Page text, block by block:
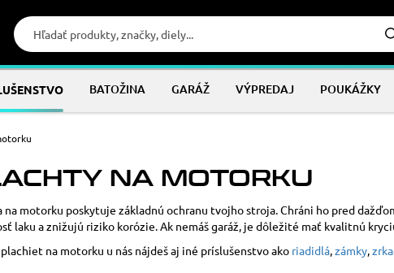
BATOŽINA GARÁŽ VÝPREDAJ POUKÁŽKY
NA MOTORKU
na motorku poskytuje základnú ochranu tvojho stroja. Chráni ho pred
laku a znižujú riziko korózie. Ak nemáš garáž, je dôležité mať kvalitnú
na motorku u nás nájdeš aj iné príslušenstvo ako riadidlá,zámky,